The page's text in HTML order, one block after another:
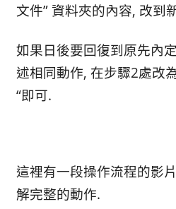
文件” 資料夾的內容, 改到
如果日後要回復到原先內
述相同動作, 在步驟2處改
“即可.
這裡有一段操作流程的影
解完整的動作.